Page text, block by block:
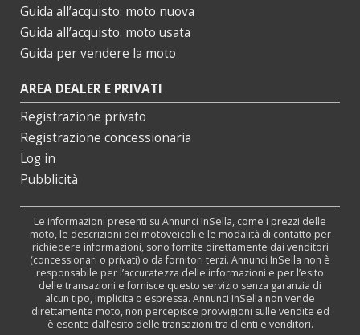
Guida all’acquisto: moto nuova
Guida all’acquisto: moto usata
Guida per vendere la moto
AREA DEALER E PRIVATI
Registrazione privato
Registrazione concessionaria
Log in
Pubblicità
Le informazioni presenti su Annunci InSella, come i prezzi delle
moto, le descrizioni dei motoveicoli e le modalità di contatto per
richiedere informazioni, sono fornite direttamente dai venditori
(concessionari o privati) o da fornitori terzi. Annunci InSella non è
responsabile per l’accuratezza delle informazioni e per l’esito
delle transazioni e fornisce questo servizio senza garanzia di
alcun tipo, implicita o espressa. Annunci InSella non vende
direttamente moto, non percepisce provvigioni sulle vendite ed
è esente dall’esito delle transazioni tra clienti e venditori.